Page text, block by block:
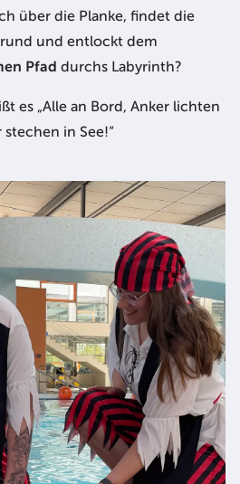
über die Planke, findet die
und entlockt dem
Pfad durchs Labyrinth?
es „Alle an Bord, Anker lichten
in See!“